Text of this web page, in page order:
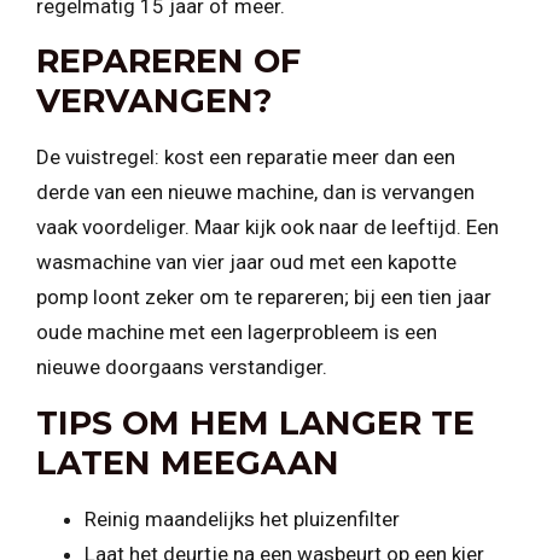
regelmatig 15 jaar of meer.
REPAREREN OF
VERVANGEN?
De vuistregel: kost een reparatie meer dan een
derde van een nieuwe machine, dan is vervangen
vaak voordeliger. Maar kijk ook naar de leeftijd. Een
wasmachine van vier jaar oud met een kapotte
pomp loont zeker om te repareren; bij een tien jaar
oude machine met een lagerprobleem is een
nieuwe doorgaans verstandiger.
TIPS OM HEM LANGER TE
LATEN MEEGAAN
Reinig maandelijks het pluizenfilter
Laat het deurtje na een wasbeurt op een kier